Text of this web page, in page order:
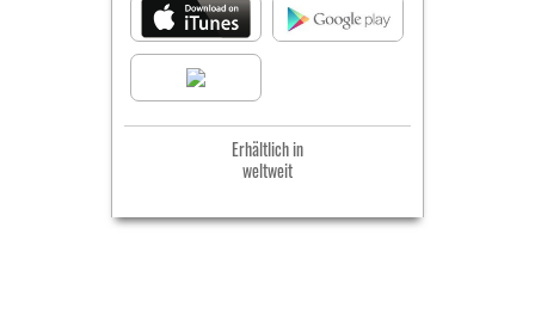
Erhältlich in
weltweit